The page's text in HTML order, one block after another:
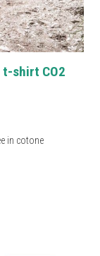
t-shirt CO2
in cotone